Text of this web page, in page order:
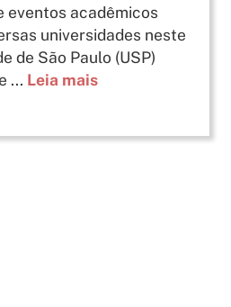
eventos acadêmicos
universidades neste
de São Paulo (USP)
... Leia mais